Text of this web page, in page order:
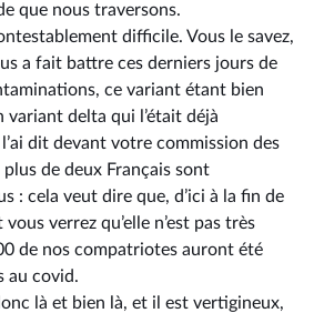
que nous traversons.
difficile. Vous le savez,
a fait battre ces derniers jours de
ce variant étant bien
variant delta qui l’était déjà
dit devant votre commission des
plus de deux Français sont
: cela veut dire que, d’ici à la fin de
verrez qu’elle n’est pas très
de nos compatriotes auront été
au covid.
là et bien là, et il est vertigineux,